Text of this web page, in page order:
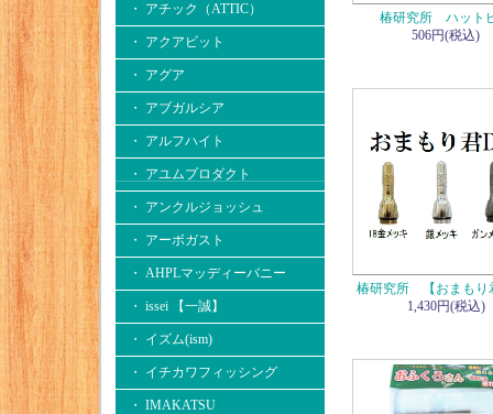
・ アチック（ATTIC）
・ アクアビット
・ アグア
・ アブガルシア
・ アルフハイト
・ アユムプロダクト
・ アンクルジョッシュ
・ アーボガスト
・ AHPLマッディーバニー
・ issei 【一誠】
・ イズム(ism)
・ イチカワフィッシング
・ IMAKATSU
椿研究所 ハット
506円(税込)
椿研究所 【おまもり
1,430円(税込)